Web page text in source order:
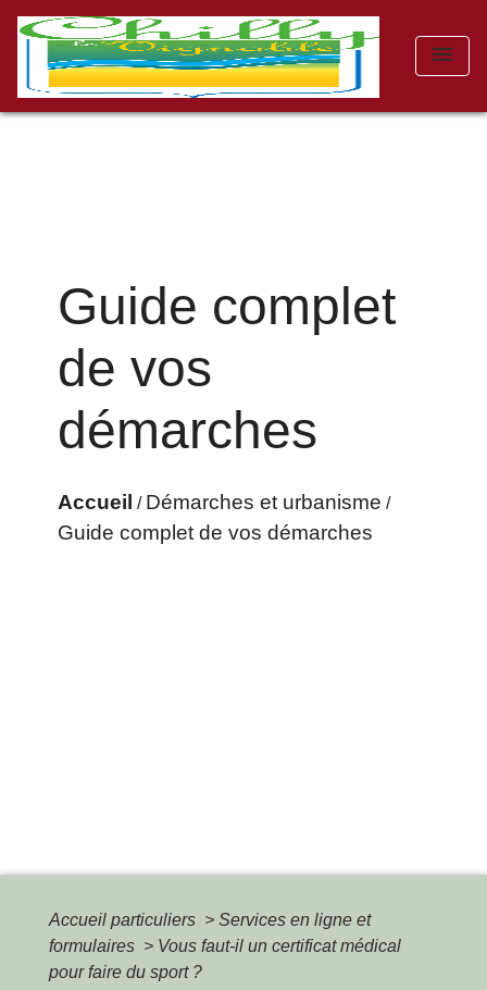
menu
Guide complet
de vos
démarches
Accueil / Démarches et urbanisme /
Guide complet de vos démarches
Accueil particuliers > Services en ligne et
formulaires > Vous faut-il un certificat médical
pour faire du sport ?